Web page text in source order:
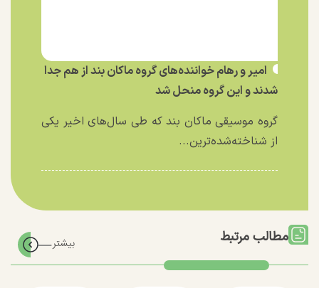
امیر و رهام خواننده‌های گروه ماکان بند از هم جدا
شدند و این گروه منحل شد
گروه موسیقی ماکان بند که طی سال‌های اخیر یکی
از شناخته‌شده‌ترین...
مطالب مرتبط